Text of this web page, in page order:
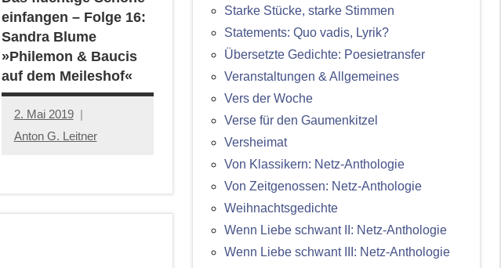
einfangen – Folge 16:
Sandra Blume
»Philemon & Baucis
auf dem Meileshof«
2. Mai 2019
Anton G. Leitner
Starke Stücke, starke Stimmen
Statements: Quo vadis, Lyrik?
Übersetzte Gedichte: Poesietransfer
Veranstaltungen & Allgemeines
Vers der Woche
Verse für den Gaumenkitzel
Versheimat
Von Klassikern: Netz-Anthologie
Von Zeitgenossen: Netz-Anthologie
Weihnachtsgedichte
Wenn Liebe schwant II: Netz-Anthologie
Wenn Liebe schwant III: Netz-Anthologie